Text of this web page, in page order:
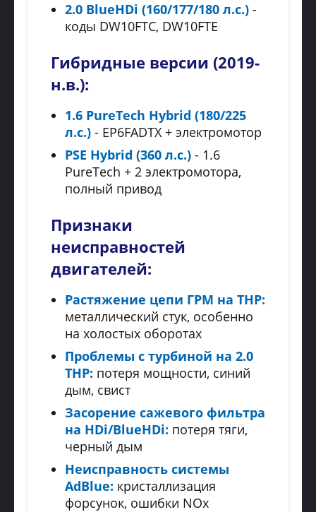
2.0 BlueHDi (160/177/180 л.с.) -
коды DW10FTC, DW10FTE
Гибридные версии (2019-
н.в.):
1.6 PureTech Hybrid (180/225
л.с.) - EP6FADTX + электромотор
PSE Hybrid (360 л.с.) - 1.6
PureTech + 2 электромотора,
полный привод
Признаки
неисправностей
двигателей:
Растяжение цепи ГРМ на THP:
металлический стук, особенно
на холостых оборотах
Проблемы с турбиной на 2.0
THP: потеря мощности, синий
дым, свист
Засорение сажевого фильтра
на HDi/BlueHDi: потеря тяги,
черный дым
Неисправность системы
AdBlue: кристаллизация
форсунок, ошибки NOx